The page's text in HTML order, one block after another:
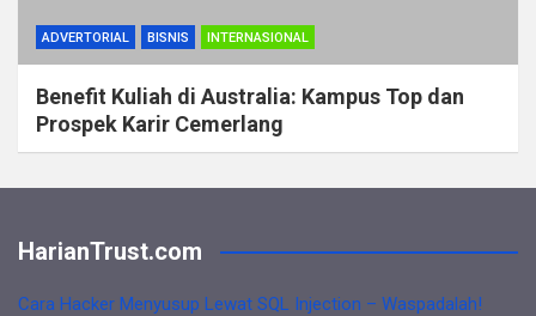
ADVERTORIAL BISNIS INTERNASIONAL
Benefit Kuliah di Australia: Kampus Top dan
Prospek Karir Cemerlang
HarianTrust.com
Cara Hacker Menyusup Lewat SQL Injection – Waspadalah!